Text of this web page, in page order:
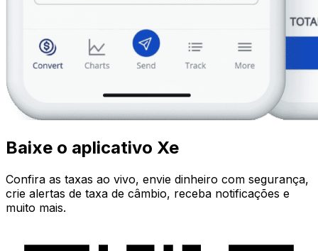
Baixe o aplicativo Xe
Confira as taxas ao vivo, envie dinheiro com segurança,
crie alertas de taxa de câmbio, receba notificações e
muito mais.